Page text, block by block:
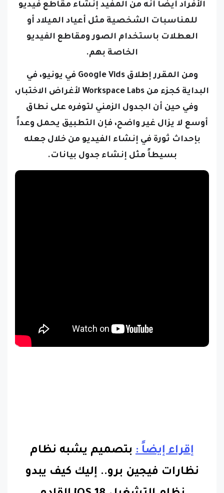
للمناسبات الشخصية مثل أعياد الميلاد أو
العطلات باستخدام الصور ومقاطع الفيديو
الخاصة بهم.
البداية كجزء من Workspace Labs لأغراض الاختبار،
وفي حين أن الجدول الزمني لتوفره على نطاق
أوسع لا يزال غير واضح، فإن التطبيق يحمل وعداً
بإحداث ثورة في إنشاء الفيديو من خلال جعله
بسيطاً مثل إنشاء جدول بيانات.
نظارات فيجين برو.. إليك كيف يبدو
نظام التشغيل iOS 18 القادم